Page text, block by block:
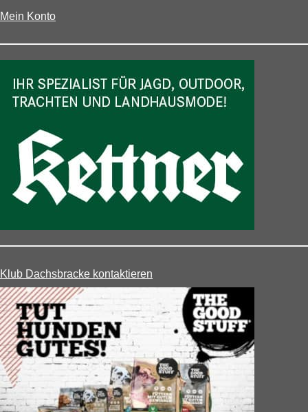
Mein Konto
Klub Dachsbracke kontaktieren